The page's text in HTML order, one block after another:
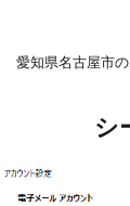
愛知県名古屋市
シ